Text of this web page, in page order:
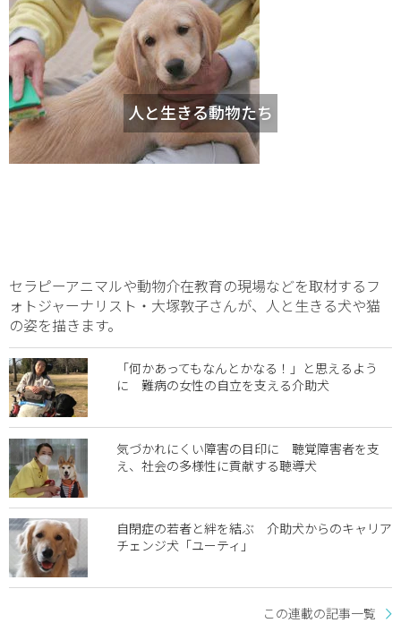
人と生きる動物たち
セラピーアニマルや動物介在教育の現場などを取材するフ
ォトジャーナリスト・大塚敦子さんが、人と生きる犬や猫
の姿を描きます。
「何かあってもなんとかなる！」と思えるよう
に 難病の女性の自立を支える介助犬
気づかれにくい障害の目印に 聴覚障害者を支
え、社会の多様性に貢献する聴導犬
自閉症の若者と絆を結ぶ 介助犬からのキャリア
チェンジ犬「ユーティ」
この連載の記事一覧